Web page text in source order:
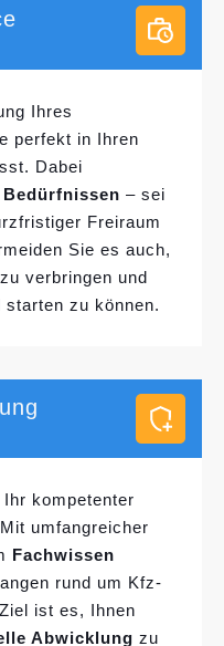
Ihres
perfekt in Ihren
Dabei
– sei
Freiraum
Sie es auch,
zu verbringen und
starten zu können.
kompetenter
umfangreicher
Fachwissen
rund um Kfz-
ist es, Ihnen
Abwicklung zu